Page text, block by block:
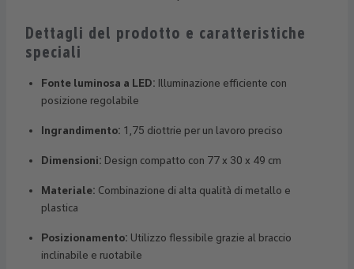
Dettagli del prodotto e caratteristiche
speciali
Fonte luminosa a LED: Illuminazione efficiente con
posizione regolabile
Ingrandimento: 1,75 diottrie per un lavoro preciso
Dimensioni: Design compatto con 77 x 30 x 49 cm
Materiale: Combinazione di alta qualità di metallo e
plastica
Posizionamento: Utilizzo flessibile grazie al braccio
inclinabile e ruotabile